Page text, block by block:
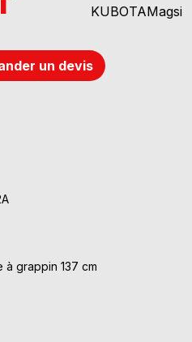
KUBOTAMagsi
un devis
à grappin 137 cm